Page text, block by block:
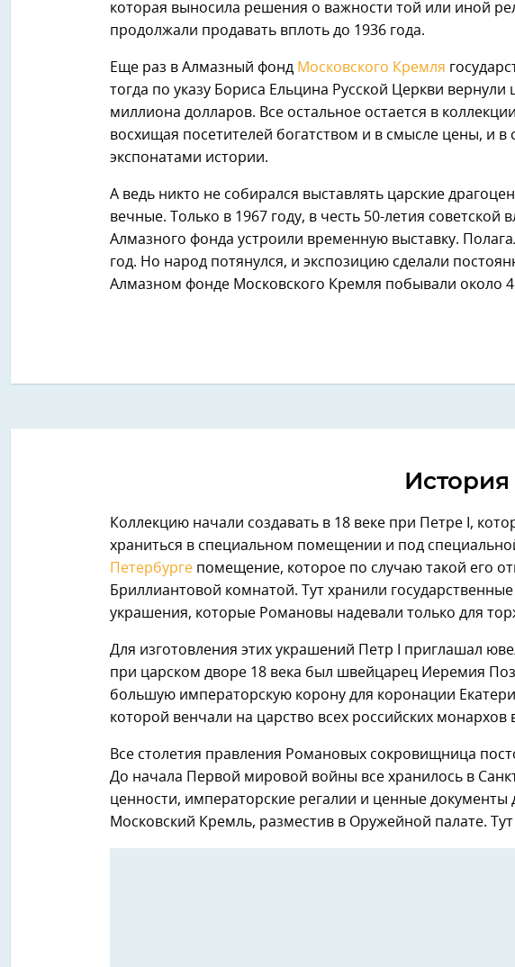
которая выносила решения о важности той или иной
продолжали продавать вплоть до 1936 года.
Еще раз в Алмазный фонд Московского Кремля
тогда по указу Бориса Ельцина Русской Церкви вернули
миллиона долларов. Все остальное остается в
восхищая посетителей богатством и в смысле цены, и в
экспонатами истории.
А ведь никто не собирался выставлять царские
вечные. Только в 1967 году, в честь 50-летия советской
Алмазного фонда устроили временную выставку.
год. Но народ потянулся, и экспозицию сделали
Алмазном фонде Московского Кремля побывали около 4
История
Коллекцию начали создавать в 18 веке при Петре I,
храниться в специальном помещении и под
Петербурге помещение, которое по случаю такой его
Бриллиантовой комнатой. Тут хранили
украшения, которые Романовы надевали только для
Для изготовления этих украшений Петр I приглашал
при царском дворе 18 века был швейцарец Иеремия
большую императорскую корону для коронации
которой венчали на царство всех российских
Все столетия правления Романовых сокровищница
До начала Первой мировой войны все хранилось в
ценности, императорские регалии и ценные
Московский Кремль, разместив в Оружейной палате.